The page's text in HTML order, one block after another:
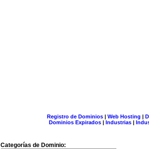
Registro de Dominios| Web Hosting |
Dominios Expirados | Industrias |
Categorías de Dominio: